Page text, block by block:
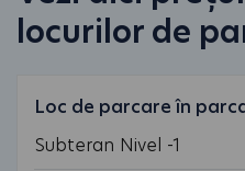
locurilor de
Loc de parcare în
Subteran Nivel -1